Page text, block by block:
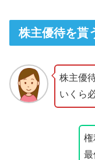
株主優待を貰
株主優
いくら